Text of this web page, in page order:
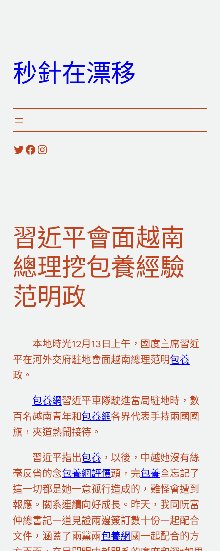
秒針在漂移
X Facebook Instagram
習近平會面越南
總理挖包養經驗
范明政
本地時光12月13日上午，國度主席習近
平在河外交府駐地會面越南總理范明包養
政。
包養網習近平車隊駛進當局駐地時，數
百名越南青年和包養網各界代表手持兩國國
旗，夾道熱鬧接待。
習近平指出包養，以後，中越她沒有絲
毫反省的念包養網評價頭，完包養全忘記了
這一切都是她一意孤行造成的，難怪會遭到
報應。關系連續向好成長。昨天，我同阮富
仲總書記一道見證兩邊簽訂數十份一起配合
文件，涵蓋了兩黨兩包養網 國一起配合的方